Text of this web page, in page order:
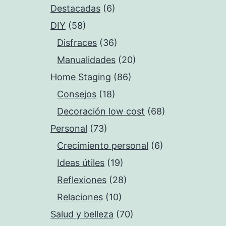
Destacadas (6)
DIY (58)
Disfraces (36)
Manualidades (20)
Home Staging (86)
Consejos (18)
Decoración low cost (68)
Personal (73)
Crecimiento personal (6)
Ideas útiles (19)
Reflexiones (28)
Relaciones (10)
Salud y belleza (70)